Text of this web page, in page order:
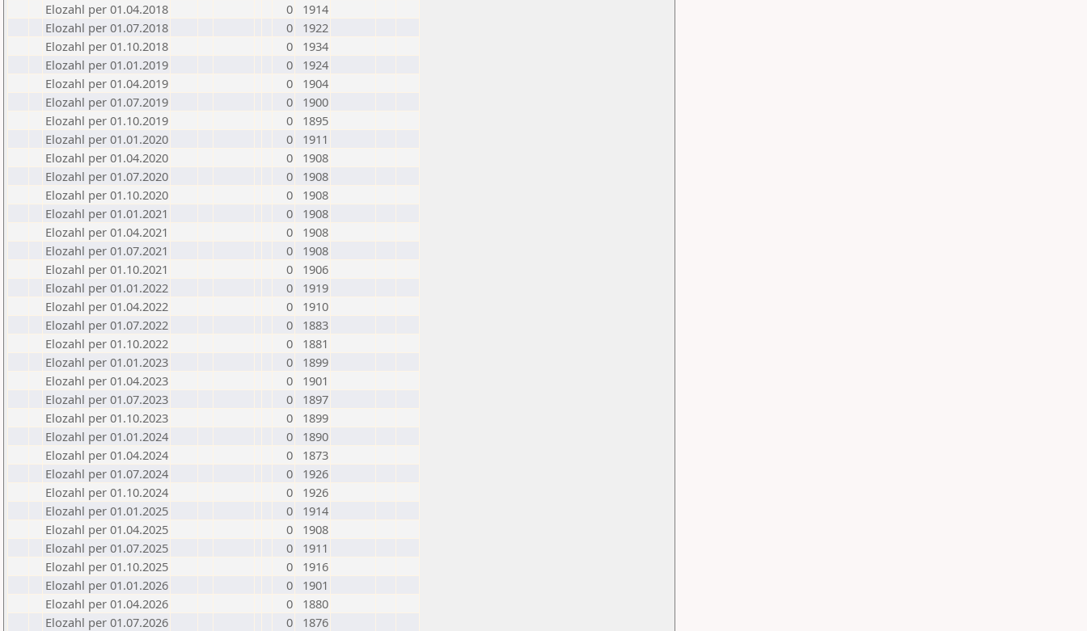
Elozahl per 01.04.2018
0
1914
Elozahl per 01.07.2018
0
1922
Elozahl per 01.10.2018
0
1934
Elozahl per 01.01.2019
0
1924
Elozahl per 01.04.2019
0
1904
Elozahl per 01.07.2019
0
1900
Elozahl per 01.10.2019
0
1895
Elozahl per 01.01.2020
0
1911
Elozahl per 01.04.2020
0
1908
Elozahl per 01.07.2020
0
1908
Elozahl per 01.10.2020
0
1908
Elozahl per 01.01.2021
0
1908
Elozahl per 01.04.2021
0
1908
Elozahl per 01.07.2021
0
1908
Elozahl per 01.10.2021
0
1906
Elozahl per 01.01.2022
0
1919
Elozahl per 01.04.2022
0
1910
Elozahl per 01.07.2022
0
1883
Elozahl per 01.10.2022
0
1881
Elozahl per 01.01.2023
0
1899
Elozahl per 01.04.2023
0
1901
Elozahl per 01.07.2023
0
1897
Elozahl per 01.10.2023
0
1899
Elozahl per 01.01.2024
0
1890
Elozahl per 01.04.2024
0
1873
Elozahl per 01.07.2024
0
1926
Elozahl per 01.10.2024
0
1926
Elozahl per 01.01.2025
0
1914
Elozahl per 01.04.2025
0
1908
Elozahl per 01.07.2025
0
1911
Elozahl per 01.10.2025
0
1916
Elozahl per 01.01.2026
0
1901
Elozahl per 01.04.2026
0
1880
Elozahl per 01.07.2026
0 1876